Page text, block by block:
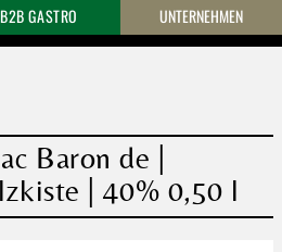
B2B GASTRO UNTERNEHMEN
Baron de |
| 40% 0,50 l